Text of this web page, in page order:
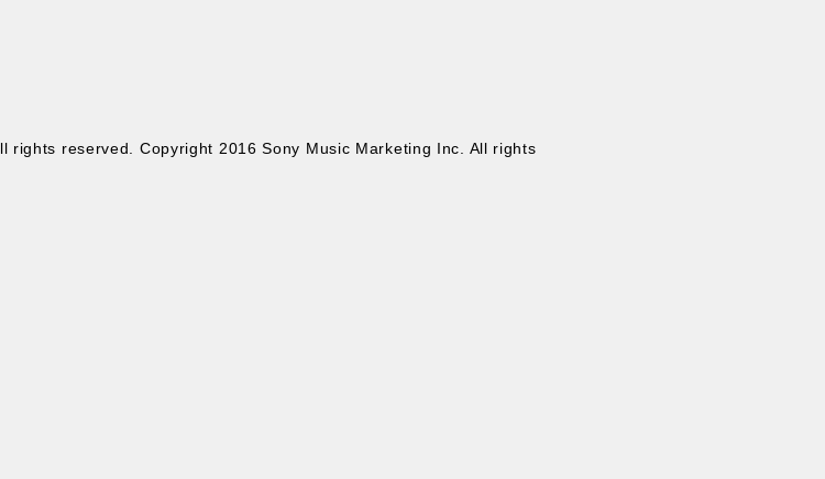
rights reserved. Copyright 2016 Sony Music Marketing Inc. All rights